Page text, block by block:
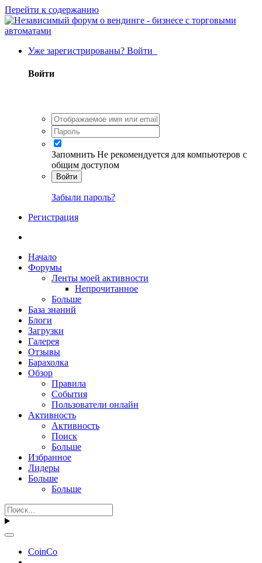
Перейти к содержанию
Уже зарегистрированы? Войти
Войти
Запомнить Не рекомендуется для компьютеров с
общим доступом
Войти
Забыли пароль?
Регистрация
Начало
Форумы
Ленты моей активности
Непрочитанное
Больше
База знаний
Блоги
Загрузки
Галерея
Отзывы
Барахолка
Обзор
Правила
События
Пользователи онлайн
Активность
Активность
Поиск
Больше
Избранное
Лидеры
Больше
Больше
CoinCo